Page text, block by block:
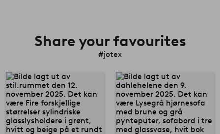
Share your favourites
#jotex